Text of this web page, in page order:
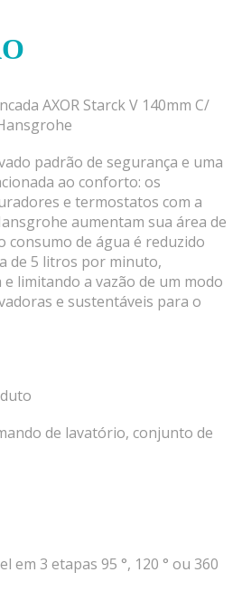
AXOR Starck V 140mm C/
padrão de segurança e uma
ao conforto: os
e termostatos com a
aumentam sua área de
consumo de água é reduzido
de 5 litros por minuto,
limitando a vazão de um modo
e sustentáveis para o
de lavatório, conjunto de
em 3 etapas 95 °, 120 ° ou 360